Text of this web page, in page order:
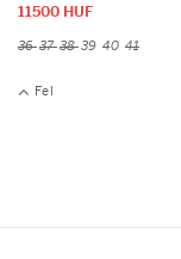
11500 HUF
36373839 40 41
Fel